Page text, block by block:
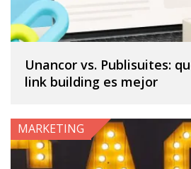
Unancor vs. Publisuites:
link building es mejor
MARKETING